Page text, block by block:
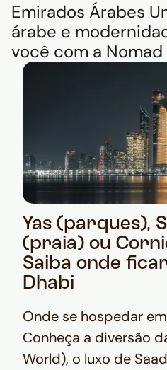
Emirados Árabes
árabe e
você com a Nomad
Yas (parques),
(praia) ou
Saiba onde
Dhabi
Onde se hospedar
Conheça a diversão
World), o luxo de